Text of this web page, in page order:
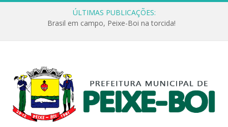
ÚLTIMAS PUBLICAÇÕES:
Brasil em campo, Peixe-Boi na torcida!